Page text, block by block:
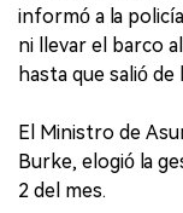
informó a la
ni llevar el barco
hasta que salió de
El Ministro de
Burke, elogió la
2 del mes.